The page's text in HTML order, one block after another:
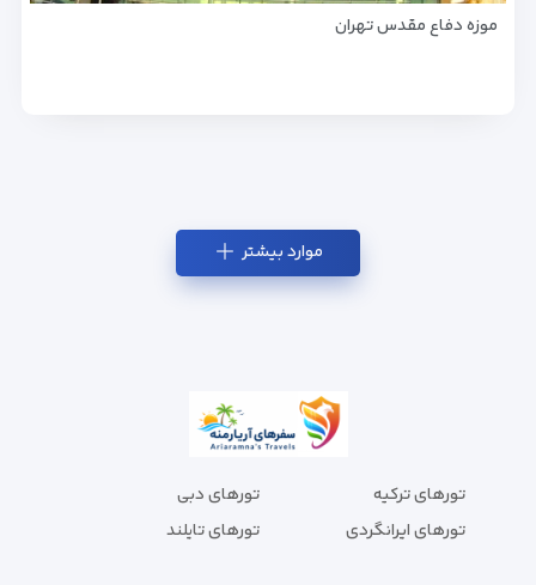
موزه دفاع مقدس تهران
موارد بیشتر
تورهای ترکیه
تورهای ایرانگردی
تورهای دبی
تورهای تایلند